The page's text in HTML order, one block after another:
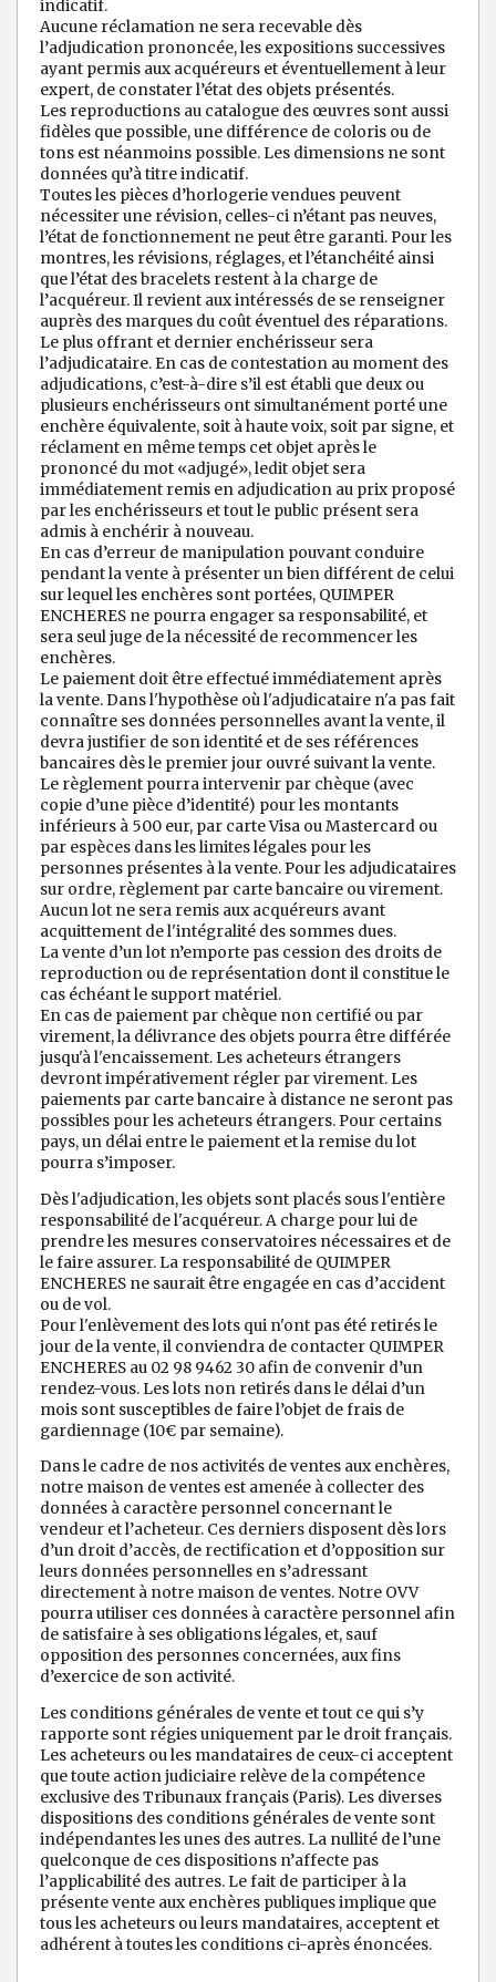
indicatif.
Aucune réclamation ne sera recevable dès
l’adjudication prononcée, les expositions successives
ayant permis aux acquéreurs et éventuellement à leur
expert, de constater l’état des objets présentés.
Les reproductions au catalogue des œuvres sont aussi
fidèles que possible, une différence de coloris ou de
tons est néanmoins possible. Les dimensions ne sont
données qu’à titre indicatif.
Toutes les pièces d’horlogerie vendues peuvent
nécessiter une révision, celles-ci n’étant pas neuves,
l’état de fonctionnement ne peut être garanti. Pour les
montres, les révisions, réglages, et l’étanchéité ainsi
que l’état des bracelets restent à la charge de
l’acquéreur. Il revient aux intéressés de se renseigner
auprès des marques du coût éventuel des réparations.
Le plus offrant et dernier enchérisseur sera
l’adjudicataire. En cas de contestation au moment des
adjudications, c’est-à-dire s’il est établi que deux ou
plusieurs enchérisseurs ont simultanément porté une
enchère équivalente, soit à haute voix, soit par signe, et
réclament en même temps cet objet après le
prononcé du mot «adjugé», ledit objet sera
immédiatement remis en adjudication au prix proposé
par les enchérisseurs et tout le public présent sera
admis à enchérir à nouveau.
En cas d’erreur de manipulation pouvant conduire
pendant la vente à présenter un bien différent de celui
sur lequel les enchères sont portées, QUIMPER
ENCHERES ne pourra engager sa responsabilité, et
sera seul juge de la nécessité de recommencer les
enchères.
Le paiement doit être effectué immédiatement après
la vente. Dans l'hypothèse où l'adjudicataire n'a pas fait
connaître ses données personnelles avant la vente, il
devra justifier de son identité et de ses références
bancaires dès le premier jour ouvré suivant la vente.
Le règlement pourra intervenir par chèque (avec
copie d’une pièce d’identité) pour les montants
inférieurs à 500 eur, par carte Visa ou Mastercard ou
par espèces dans les limites légales pour les
personnes présentes à la vente. Pour les adjudicataires
sur ordre, règlement par carte bancaire ou virement.
Aucun lot ne sera remis aux acquéreurs avant
acquittement de l'intégralité des sommes dues.
La vente d’un lot n’emporte pas cession des droits de
reproduction ou de représentation dont il constitue le
cas échéant le support matériel.
En cas de paiement par chèque non certifié ou par
virement, la délivrance des objets pourra être différée
jusqu'à l'encaissement. Les acheteurs étrangers
devront impérativement régler par virement. Les
paiements par carte bancaire à distance ne seront pas
possibles pour les acheteurs étrangers. Pour certains
pays, un délai entre le paiement et la remise du lot
pourra s’imposer.
Dès l'adjudication, les objets sont placés sous l'entière
responsabilité de l'acquéreur. A charge pour lui de
prendre les mesures conservatoires nécessaires et de
le faire assurer. La responsabilité de QUIMPER
ENCHERES ne saurait être engagée en cas d’accident
ou de vol.
Pour l'enlèvement des lots qui n'ont pas été retirés le
jour de la vente, il conviendra de contacter QUIMPER
ENCHERES au 02 98 9462 30 afin de convenir d’un
rendez-vous. Les lots non retirés dans le délai d’un
mois sont susceptibles de faire l’objet de frais de
gardiennage (10€ par semaine).
Dans le cadre de nos activités de ventes aux enchères,
notre maison de ventes est amenée à collecter des
données à caractère personnel concernant le
vendeur et l’acheteur. Ces derniers disposent dès lors
d’un droit d’accès, de rectification et d’opposition sur
leurs données personnelles en s’adressant
directement à notre maison de ventes. Notre OVV
pourra utiliser ces données à caractère personnel afin
de satisfaire à ses obligations légales, et, sauf
opposition des personnes concernées, aux fins
d’exercice de son activité.
Les conditions générales de vente et tout ce qui s’y
rapporte sont régies uniquement par le droit français.
Les acheteurs ou les mandataires de ceux-ci acceptent
que toute action judiciaire relève de la compétence
exclusive des Tribunaux français (Paris). Les diverses
dispositions des conditions générales de vente sont
indépendantes les unes des autres. La nullité de l’une
quelconque de ces dispositions n’affecte pas
l’applicabilité des autres. Le fait de participer à la
présente vente aux enchères publiques implique que
tous les acheteurs ou leurs mandataires, acceptent et
adhérent à toutes les conditions ci-après énoncées.